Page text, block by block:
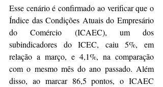
Esse cenário é confirmado ao verificar que o
Índice das Condições Atuais do Empresário
do Comércio (ICAEC), um dos
subindicadores do ICEC, caiu 5%, em
relação a março, e 4,1%, na comparação
com o mesmo mês do ano passado. Além
disso, ao marcar 86,5 pontos, o ICAEC